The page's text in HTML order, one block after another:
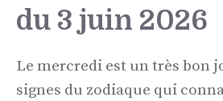
du 3 juin 2026
Le mercredi est un très bon
signes du zodiaque qui